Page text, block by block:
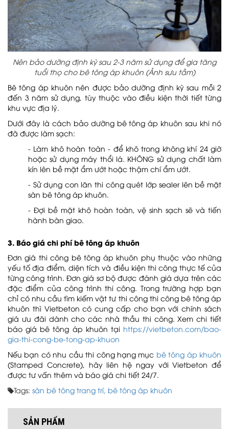
Nên bảo dưỡng định kỳ sau 2-3 năm sử dụng để gia tăng
tuổi thọ cho bê tông áp khuôn (Ảnh sưu tầm)
Bê tông áp khuôn nên được bảo dưỡng định kỳ sau mỗi 2
đến 3 năm sử dụng, tùy thuộc vào điều kiện thời tiết từng
khu vực địa lý.
Dưới đây là cách bảo dưỡng bê tông áp khuôn sau khi nó
đã được làm sạch:
- Làm khô hoàn toàn - để khô trong không khí 24 giờ
hoặc sử dụng máy thổi lá. KHÔNG sử dụng chất làm
kín lên bề mặt ẩm ướt hoặc thậm chí ẩm ướt.
- Sử dụng con lăn thi công quét lớp sealer lên bề mặt
sàn bê tông áp khuôn.
- Đợi bề mặt khô hoàn toàn, vệ sinh sạch sẽ và tiến
hành bàn giao.
3. Báo giá chi phí bê tông áp khuôn
Đơn giá thi công bê tông áp khuôn phụ thuộc vào những
yếu tố địa điểm, diện tích và điều kiện thi công thực tế của
từng công trình. Đơn giá sơ bộ được đánh giá dựa trên các
đặc điểm của công trình thi công. Trong trường hợp bạn
chỉ có nhu cầu tìm kiếm vật tư thi công thi công bê tông áp
khuôn thì Vietbeton có cung cấp cho bạn với chính sách
giá ưu đãi dành cho các nhà thầu thi công.Xem chi tiết
báo giá bê tông áp khuôn tại https://vietbeton.com/bao-
gia-thi-cong-be-tong-ap-khuon
Nếu bạn có nhu cầu thi công hạng mục bê tông áp khuôn
(Stamped Concrete), hãy liên hệ ngay với Vietbeton để
được tư vấn thêm và báo giá chi tiết 24/7.
Tags: sàn bê tông trang trí, bê tông áp khuôn
SẢN PHẨM